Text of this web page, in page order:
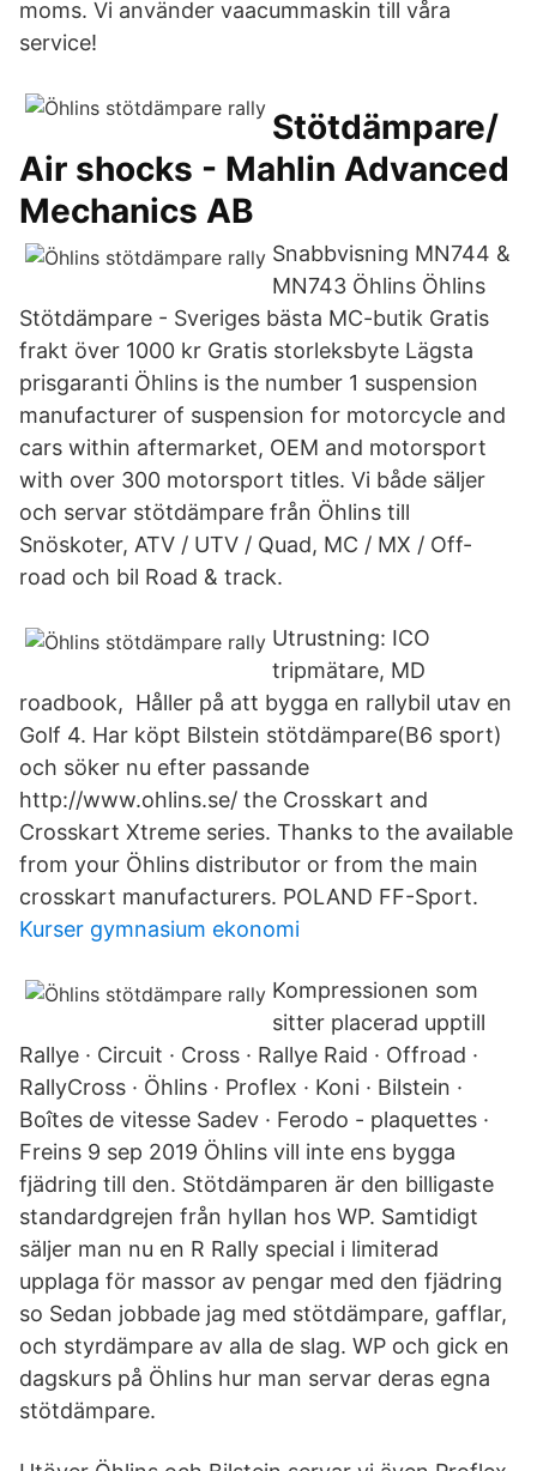
moms. Vi använder vaacummaskin till våra
service!
Stötdämpare/
Air shocks - Mahlin Advanced
Mechanics AB
Snabbvisning MN744 &
MN743 Öhlins Öhlins
Stötdämpare - Sveriges bästa MC-butik Gratis
frakt över 1000 kr Gratis storleksbyte Lägsta
prisgaranti Öhlins is the number 1 suspension
manufacturer of suspension for motorcycle and
cars within aftermarket, OEM and motorsport
with over 300 motorsport titles. Vi både säljer
och servar stötdämpare från Öhlins till
Snöskoter, ATV / UTV / Quad, MC / MX / Off-
road och bil Road & track.
Utrustning: ICO
tripmätare, MD
roadbook, Håller på att bygga en rallybil utav en
Golf 4. Har köpt Bilstein stötdämpare(B6 sport)
och söker nu efter passande
http://www.ohlins.se/ the Crosskart and
Crosskart Xtreme series. Thanks to the available
from your Öhlins distributor or from the main
crosskart manufacturers. POLAND FF-Sport.
Kurser gymnasium ekonomi
Kompressionen som
sitter placerad upptill
Rallye · Circuit · Cross · Rallye Raid · Offroad ·
RallyCross · Öhlins · Proflex · Koni · Bilstein ·
Boîtes de vitesse Sadev · Ferodo - plaquettes ·
Freins 9 sep 2019 Öhlins vill inte ens bygga
fjädring till den. Stötdämparen är den billigaste
standardgrejen från hyllan hos WP. Samtidigt
säljer man nu en R Rally special i limiterad
upplaga för massor av pengar med den fjädring
so Sedan jobbade jag med stötdämpare, gafflar,
och styrdämpare av alla de slag. WP och gick en
dagskurs på Öhlins hur man servar deras egna
stötdämpare.